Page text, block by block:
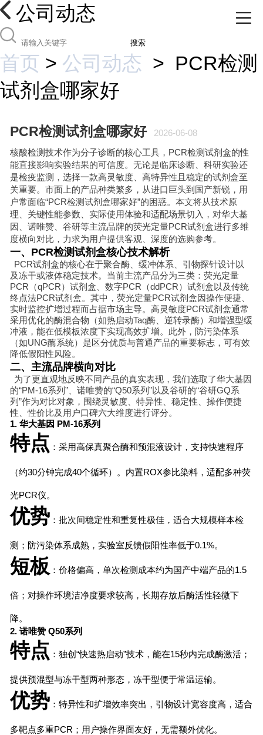
公司动态
搜索
首页 > 公司动态 > PCR检测
试剂盒哪家好
PCR检测试剂盒哪家好 2026-06-08
核酸检测技术作为分子诊断的核心工具，PCR检测试剂盒的性
能直接影响实验结果的可信度。无论是临床诊断、科研实验还
是检疫监测，选择一款高灵敏度、高特异性且稳定的试剂盒至
关重要。市面上的产品种类繁多，从进口巨头到国产新锐，用
户常面临“PCR检测试剂盒哪家好”的困惑。本文将从技术原
理、关键性能参数、实际使用体验和适配场景切入，对华大基
因、诺唯赞、谷研等主流品牌的荧光定量PCR试剂盒进行多维
度横向对比，力求为用户提供客观、深度的选购参考。
一、PCR检测试剂盒核心技术解析
PCR试剂盒的核心在于聚合酶、缓冲体系、引物探针设计以
及冻干或液体稳定技术。当前主流产品分为三类：荧光定量
PCR（qPCR）试剂盒、数字PCR（ddPCR）试剂盒以及传统
终点法PCR试剂盒。其中，荧光定量PCR试剂盒因操作便捷、
实时监控扩增过程而占据市场主导。高灵敏度PCR试剂盒通常
采用优化的酶混合物（如热启动Taq酶、逆转录酶）和增强型缓
冲液，能在低模板浓度下实现高效扩增。此外，防污染体系
（如UNG酶系统）是区分优质与普通产品的重要标志，可有效
降低假阳性风险。
二、主流品牌横向对比
为了更直观地反映不同产品的真实表现，我们选取了华大基因
的“PM-16系列”、诺唯赞的“Q50系列”以及谷研的“谷研GQ系
列”作为对比对象，围绕灵敏度、特异性、稳定性、操作便捷
性、性价比及用户口碑六大维度进行评分。
1. 华大基因 PM-16系列
特点 ：采用高保真聚合酶和预混液设计，支持快速程序
（约30分钟完成40个循环）。内置ROX参比染料，适配多种荧
光PCR仪。
优势：批次间稳定性和重复性极佳，适合大规模样本检
测；防污染体系成熟，实验室反馈假阳性率低于0.1%。
短板 ：价格偏高，单次检测成本约为国产中端产品的1.5
倍；对操作环境洁净度要求较高，长期存放后酶活性轻微下
降。
2. 诺唯赞 Q50系列
特点 ：独创“快速热启动”技术，能在15秒内完成酶激活；
提供预混型与冻干型两种形态，冻干型便于常温运输。
优势：特异性和扩增效率突出，引物设计宽容度高，适合
多靶点多重PCR；用户操作界面友好，无需额外优化。